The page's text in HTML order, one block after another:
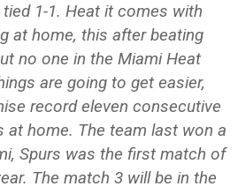
1-1. Heat it comes with
at home, this after beating
no one in the Miami Heat
are going to get easier,
record eleven consecutive
home. The team last won a
Spurs was the first match of
The match 3 will be in the